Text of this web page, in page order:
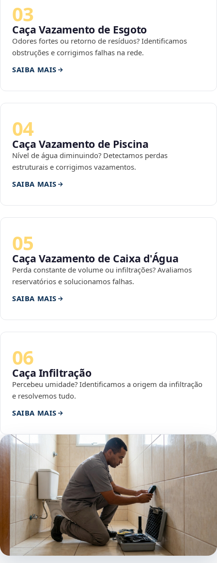
03
Caça Vazamento de Esgoto
Odores fortes ou retorno de resíduos? Identificamos
obstruções e corrigimos falhas na rede.
SAIBA MAIS
04
Caça Vazamento de Piscina
Nível de água diminuindo? Detectamos perdas
estruturais e corrigimos vazamentos.
SAIBA MAIS
05
Caça Vazamento de Caixa d'Água
Perda constante de volume ou infiltrações? Avaliamos
reservatórios e solucionamos falhas.
SAIBA MAIS
06
Caça Infiltração
Percebeu umidade? Identificamos a origem da infiltração
e resolvemos tudo.
SAIBA MAIS